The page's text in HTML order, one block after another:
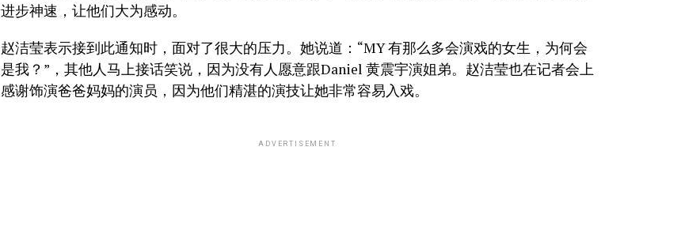
进步神速，让他们大为感动。
赵洁莹表示接到此通知时，面对了很大的压力。她说道：“MY 有那么多会演戏的女生，为何会
是我？”，其他人马上接话笑说，因为没有人愿意跟Daniel 黄震宇演姐弟。赵洁莹也在记者会上
感谢饰演爸爸妈妈的演员，因为他们精湛的演技让她非常容易入戏。
ADVERTISEMENT